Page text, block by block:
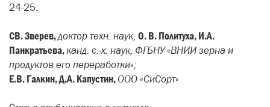
24-25.
СВ. Зверев,доктор техн. наук, О. В. Политуха, И.А.
Панкратьева,канд. с.-х. наук, ФГБНУ «ВНИИ зерна и
продуктов его переработки»;
Е.В. Галкин, Д.А. Капустин,ООО «СиСорт»